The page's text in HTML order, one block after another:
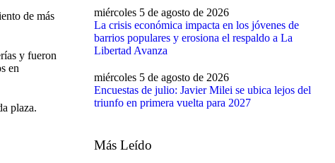
de más
y fueron
en
plaza.
miércoles 5 de agosto de 2026
La crisis económica impacta en los jóvenes de
barrios populares y erosiona el respaldo a La
Libertad Avanza
miércoles 5 de agosto de 2026
Encuestas de julio: Javier Milei se ubica lejos del
triunfo en primera vuelta para 2027
Más Leído